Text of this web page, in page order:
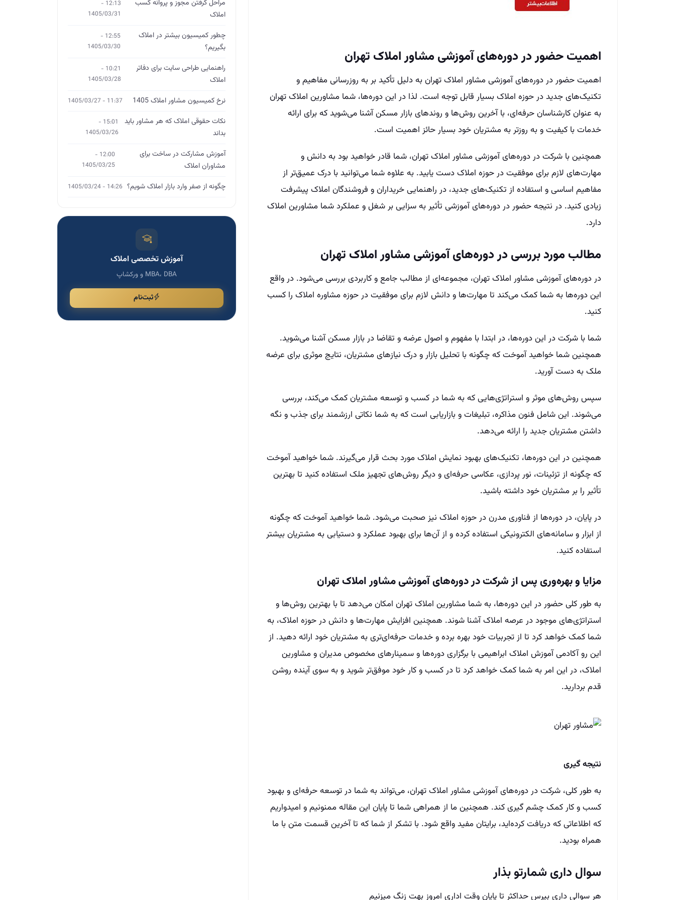
اهمیت حضور در دوره‌های آموزشی مشاور املاک تهران
اهمیت حضور در دوره‌های آموزشی مشاور املاک تهران به دلیل تأکید بر به روزرسانی مفاهیم و
تکنیک‌‌های جدید در حوزه املاک بسیار قابل توجه است. لذا در این دوره‌ها، شما مشاورین املاک تهران
به عنوان کارشناسان حرفه‌‌ای، با آخرین روش‌‌ها و روندهای بازار مسکن آشنا می‌‌شوید که برای ارائه
خدمات با کیفیت و به روزتر به مشتریان خود بسیار حائز اهمیت است.
همچنین با شرکت در دوره‌های آموزشی مشاور املاک تهران، شما قادر خواهید بود به دانش و
مهارت‌‌های لازم برای موفقیت در حوزه املاک دست یابید. به علاوه شما می‌توانید با درک عمیق‌تر از
مفاهیم اساسی و استفاده از تکنیک‌های جدید، در راهنمایی خریداران و فروشندگان املاک پیشرفت
زیادی کنید. در نتیجه حضور در دوره‌های آموزشی تأثیر به سزایی بر شغل و عملکرد شما مشاورین املاک
دارد.
مطالب مورد بررسی در دوره‌های آموزشی مشاور املاک تهران
در دوره‌های آموزشی مشاور املاک تهران، مجموعه‌ای از مطالب جامع و کاربردی بررسی می‌شود. در واقع
این دوره‌ها به شما کمک می‌کند تا مهارت‌ها و دانش لازم برای موفقیت در حوزه مشاوره املاک را کسب
کنید.
شما با شرکت در این دوره‌ها، در ابتدا با مفهوم و اصول عرضه و تقاضا در بازار مسکن آشنا می‌شوید.
همچنین شما خواهید آموخت که چگونه با تحلیل بازار و درک نیازهای مشتریان، نتایج موثری برای عرضه
ملک به دست آورید.
سپس روش‌های موثر و استراتژی‌هایی که به شما در کسب و توسعه مشتریان کمک می‌کند، بررسی
می‌شوند. این شامل فنون مذاکره، تبلیغات و بازاریابی است که به شما نکاتی ارزشمند برای جذب و نگه
داشتن مشتریان جدید را ارائه می‌دهد.
همچنین در این دوره‌ها، تکنیک‌های بهبود نمایش املاک مورد بحث قرار می‌گیرند. شما خواهید آموخت
که چگونه از تزئینات، نور پردازی، عکاسی حرفه‌ای و دیگر روش‌های تجهیز ملک استفاده کنید تا بهترین
تأثیر را بر مشتریان خود داشته باشید.
در پایان، در دوره‌ها از فناوری مدرن در حوزه املاک نیز صحبت می‌شود. شما خواهید آموخت که چگونه
از ابزار و سامانه‌های الکترونیکی استفاده کرده و از آن‌ها برای بهبود عملکرد و دستیابی به مشتریان بیشتر
استفاده کنید.
مزایا و بهره‌‌وری پس از شرکت در دوره‌های آموزشی مشاور املاک تهران
به طور کلی حضور در این دوره‌ها، به شما مشاورین املاک تهران امکان می‌‌دهد تا با بهترین روش‌‌ها و
استراتژی‌‌های موجود در عرصه املاک آشنا شوند. همچنین افزایش مهارت‌‌ها و دانش در حوزه املاک، به
شما کمک خواهد کرد تا از تجربیات خود بهره‌ برده و خدمات حرفه‌ای‌تری به مشتریان خود ارائه دهید. از
این رو آکادمی آموزش املاک ابراهیمی با برگزاری دوره‌ها و سمینارهای مخصوص مدیران و مشاورین
املاک، در این امر به شما کمک خواهد کرد تا در کسب و کار خود موفق‌تر شوید و به سوی آینده روشن
قدم بردارید.
نتیجه گیری
به طور کلی، شرکت در دوره‌های آموزشی مشاور املاک تهران، می‌تواند به شما در توسعه حرفه‌ای و بهبود
کسب و کار کمک چشم گیری کند. همچنین ما از همراهی شما تا پایان این مقاله ممنونیم و امیدواریم
که اطلاعاتی که دریافت کرده‌اید، برایتان مفید واقع شود. با تشکر از شما که تا آخرین قسمت متن با ما
همراه بودید.
سوال داری شمارتو بذار
هر سوالی داری بپرس حداکثر تا پایان وقت اداری امروز بهت زنگ میزنیم
مراحل گرفتن مجوز و پروانه کسب
املاک
12:13 -
1405/03/31
چطور کمیسیون بیشتر در املاک
بگیریم؟
12:55 -
1405/03/30
راهنمایی طراحی سایت برای دفاتر
املاک
10:21 -
1405/03/28
نرخ کمیسیون مشاور املاک 1405 11:37 - 1405/03/27
نکات حقوقی املاک که هر مشاور باید
بداند
15:01 -
1405/03/26
آموزش مشارکت در ساخت برای
مشاوران املاک
12:00 -
1405/03/25
چگونه از صفر وارد بازار املاک شویم؟ 14:26 - 1405/03/24
آموزش تخصصی املاک
MBA، DBA و ورکشاپ
ثبت‌نام